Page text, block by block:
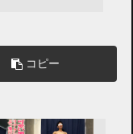
コピー